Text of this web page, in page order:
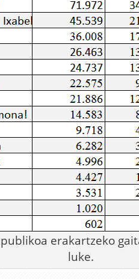
erakartzeko
luke.